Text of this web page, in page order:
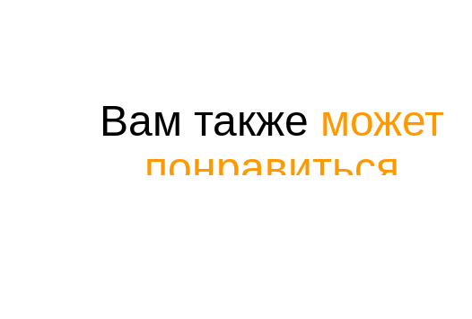
Вам также может
понравиться